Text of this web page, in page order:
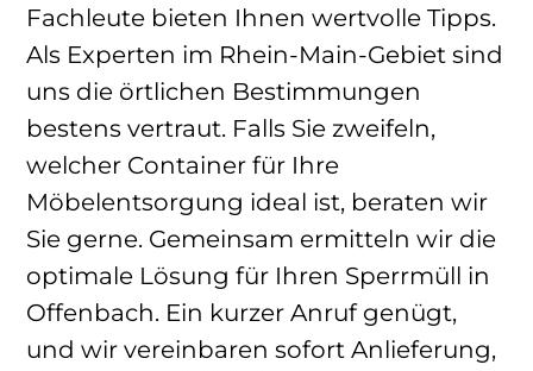
Fachleute bieten Ihnen wertvolle Tipps.
Als Experten im Rhein-Main-Gebiet sind
uns die örtlichen Bestimmungen
bestens vertraut. Falls Sie zweifeln,
welcher Container für Ihre
Möbelentsorgung ideal ist, beraten wir
Sie gerne. Gemeinsam ermitteln wir die
optimale Lösung für Ihren Sperrmüll in
Offenbach. Ein kurzer Anruf genügt,
und wir vereinbaren sofort Anlieferung,